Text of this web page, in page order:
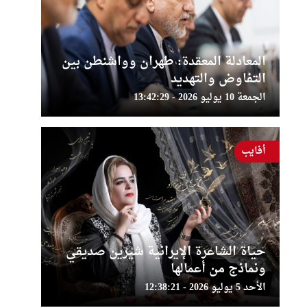
المعادلة المعقدة: طهران وواشنطن بين
التفاوض والتهديد
الجمعة 10 يوليو 2026 - 13:42:29
حياة الشاعرة الإيرانية شيرين صديقي
ونماذج من أعمالها
الأحد 5 يوليو 2026 - 12:38:21
أفايب